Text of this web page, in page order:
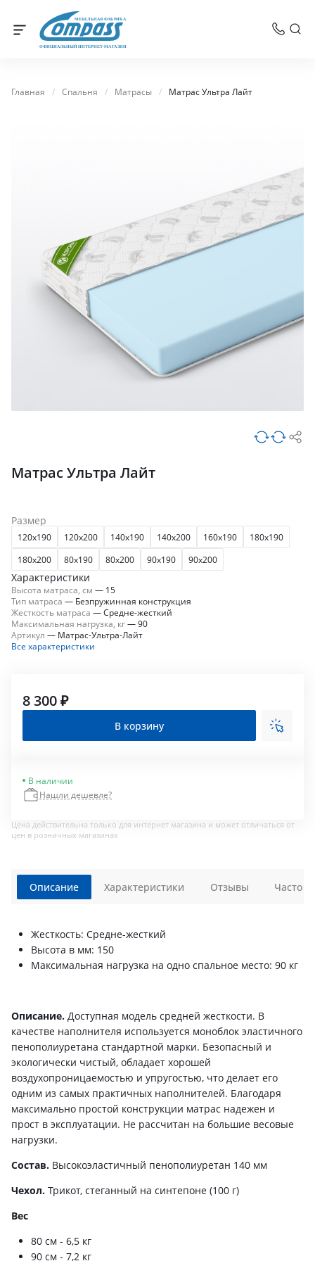
МЕБЕЛЬНАЯ ФАБРИКА
ОФИЦИАЛЬНЫЙ ИНТЕРНЕТ-МАГАЗИН
Главная / Спальня / Матрасы / Матрас Ультра Лайт
Матрас Ультра Лайт
Размер
120x190 120x200 140x190 140x200 160x190
180x190
180x200
80x190 80x200 90x190 90x200
Характеристики
Высота матраса, см — 15
Тип матраса — Безпружинная конструкция
Жесткость матраса —Средне-жесткий
Максимальная нагрузка, кг—90
Артикул — Матрас-Ультра-Лайт
Все характеристики
8 300 ₽
В корзину
В наличии
Нашли дешевле?
Цена действительна только для интернет магазина и может отличаться от
цен в розничных магазинах
Описание
Жесткость: Средне-жесткий
Высота в мм: 150
Максимальная нагрузка на одно спальное место: 90 кг
Описание. Доступная модель средней жесткости. В
качестве наполнителя используется моноблок эластичного
пенополиуретана стандартной марки. Безопасный и
экологически чистый, обладает хорошей
воздухопроницаемостью и упругостью, что делает его
одним из самых практичных наполнителей. Благодаря
максимально простой конструкции матрас надежен и
прост в эксплуатации. Не рассчитан на большие весовые
нагрузки.
Состав. Высокоэластичный пенополиуретан 140 мм
Чехол. Трикот, стеганный на синтепоне (100 г)
Вес
80 см - 6,5 кг
90 см - 7,2 кг
Характеристики Отзывы Часто